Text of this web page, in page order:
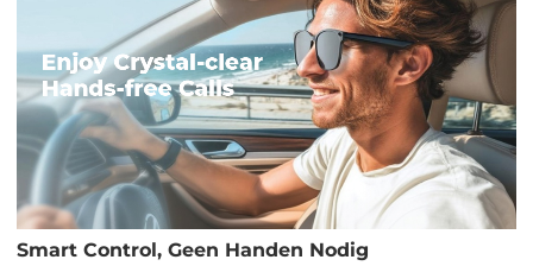
Smart Control, Geen Handen Nodig